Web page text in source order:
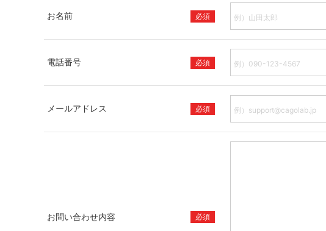
お名前 必須
電話番号 必須
メールアドレス 必須
お問い合わせ内容 必須